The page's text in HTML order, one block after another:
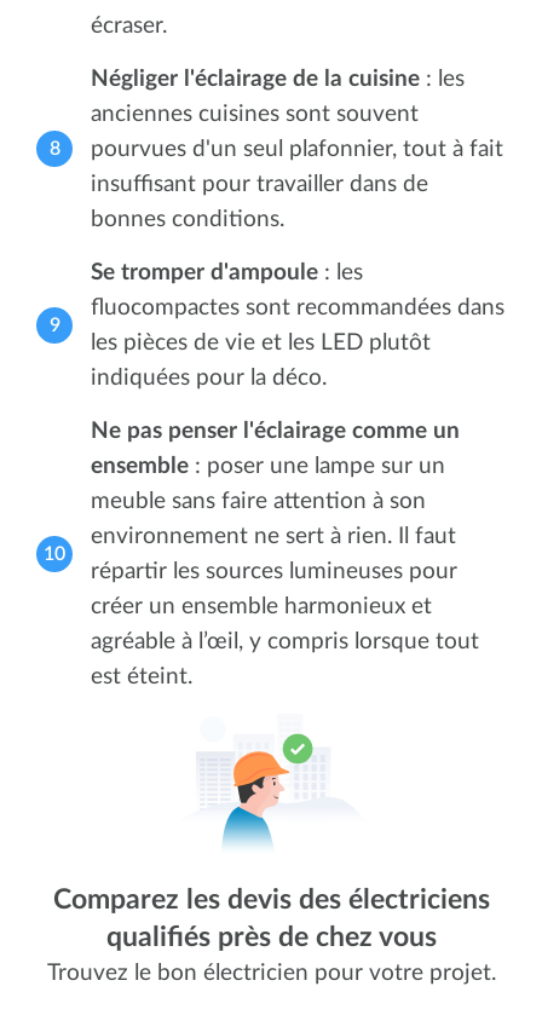
écraser.
Négliger l'éclairage de la cuisine : les
anciennes cuisines sont souvent
pourvues d'un seul plafonnier, tout à fait
insuffisant pour travailler dans de
bonnes conditions.
Se tromper d'ampoule : les
fluocompactes sont recommandées dans
les pièces de vie et les LED plutôt
indiquées pour la déco.
Ne pas penser l'éclairage comme un
ensemble : poser une lampe sur un
meuble sans faire attention à son
environnement ne sert à rien. Il faut
répartir les sources lumineuses pour
créer un ensemble harmonieux et
agréable à l’œil, y compris lorsque tout
est éteint.
Comparez les devis des électriciens
qualifiés près de chez vous
Trouvez le bon électricien pour votre projet.